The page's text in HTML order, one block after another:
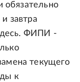
обязательно
завтра
ФИПИ -
текущего
к